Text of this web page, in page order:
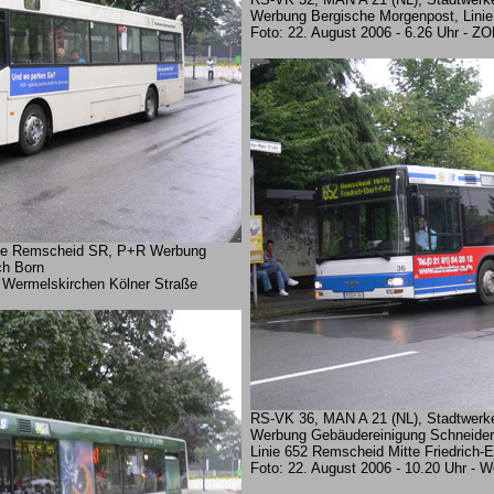
Remscheid SR, P+R Werbung
Born
Kölner Straße
Werbung Bergische Morgenpost,
Foto: 22. August 2006 - 6.26 Uhr -
RS-VK 36, MAN A 21 (NL),
Werbung Gebäudereinigung Schneider
Linie 652 Remscheid Mitte Friedrich-
Foto: 22. August 2006 - 10.20 Uhr -